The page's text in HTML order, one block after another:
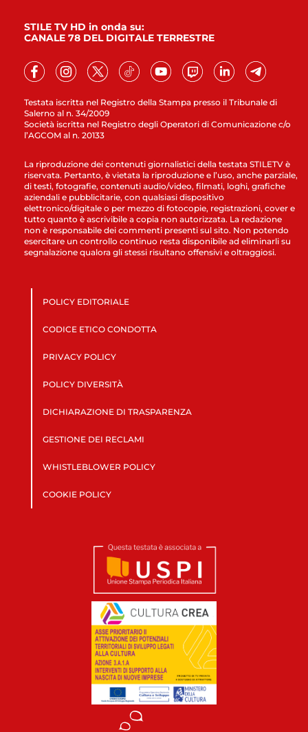
Testata iscritta nel Registro della Stampa presso il Tribunale di
Salerno al n. 34/2009
Società iscritta nel Registro degli Operatori di Comunicazione c/o
l’AGCOM al n. 20133
STILE TV HD in onda su:
CANALE 78 DEL DIGITALE TERRESTRE
La riproduzione dei contenuti giornalistici della testata STILETV è
riservata. Pertanto, è vietata la riproduzione e l’uso, anche parziale,
di testi, fotografie, contenuti audio/video, filmati, loghi, grafiche
aziendali e pubblicitarie, con qualsiasi dispositivo
elettronico/digitale o per mezzo di fotocopie, registrazioni, cover e
tutto quanto è ascrivibile a copia non autorizzata. La redazione
non è responsabile dei commenti presenti sul sito. Non potendo
esercitare un controllo continuo resta disponibile ad eliminarli su
segnalazione qualora gli stessi risultano offensivi e oltraggiosi.
POLICY EDITORIALE
CODICE ETICO CONDOTTA
PRIVACY POLICY
POLICY DIVERSITÀ
DICHIARAZIONE DI TRASPARENZA
GESTIONE DEI RECLAMI
WHISTLEBLOWER POLICY
COOKIE POLICY